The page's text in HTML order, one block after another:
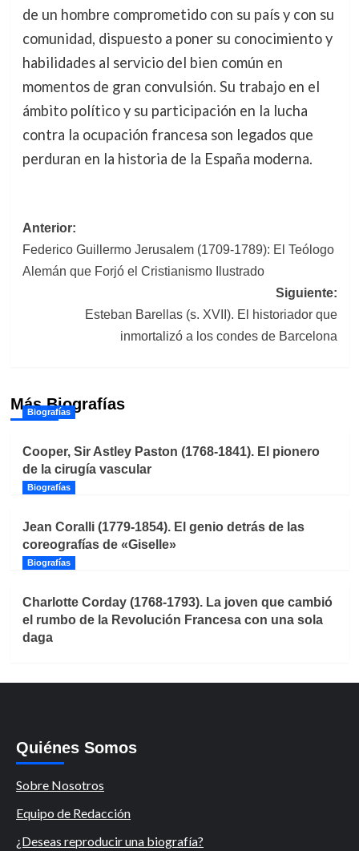
de un hombre comprometido con su país y con su
comunidad, dispuesto a poner su conocimiento y
habilidades al servicio del bien común en
momentos de gran convulsión. Su trabajo en el
ámbito político y su participación en la lucha
contra la ocupación francesa son legados que
perduran en la historia de la España moderna.
Navegación
de
entradas
Anterior:
Federico Guillermo Jerusalem (1709-1789): El Teólogo
Alemán que Forjó el Cristianismo Ilustrado
Siguiente:
Esteban Barellas (s. XVII). El historiador que
inmortalizó a los condes de Barcelona
Más Biografías
Biografías
Cooper, Sir Astley Paston (1768-1841). El pionero
de la cirugía vascular
Biografías
Jean Coralli (1779-1854). El genio detrás de las
coreografías de «Giselle»
Biografías
Charlotte Corday (1768-1793). La joven que cambió
el rumbo de la Revolución Francesa con una sola
daga
Quiénes Somos
Sobre Nosotros
Equipo de Redacción
¿Deseas reproducir una biografía?